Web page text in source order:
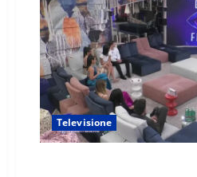
Televisione